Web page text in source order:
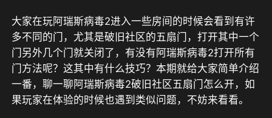
大家在玩阿瑞斯病毒2进入一些房间的时候会看到有许
多不同的门，尤其是破旧社区的五扇门，打开其中一个
门另外几个门就关闭了，有没有阿瑞斯病毒2打开所有
门方法呢？这其中有什么技巧？本期就给大家简单介绍
一番，聊一聊阿瑞斯病毒2破旧社区五扇门怎么开，如
果玩家在体验的时候也遇到类似问题，不妨来看看。